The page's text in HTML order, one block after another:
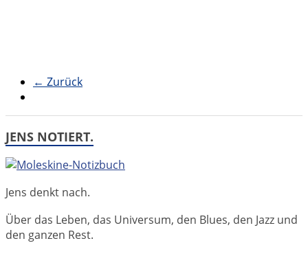
← Zurück
JENS NOTIERT.
Jens denkt nach.
Über das Leben, das Universum, den Blues, den Jazz und
den ganzen Rest.